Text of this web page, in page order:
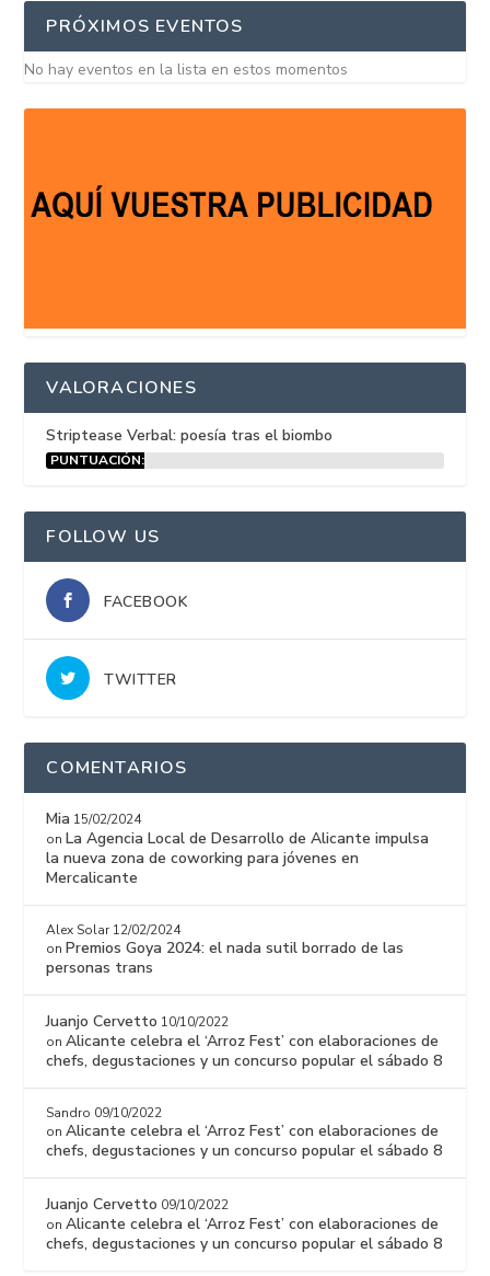
PRÓXIMOS EVENTOS
No hay eventos en la lista en estos momentos
VALORACIONES
Striptease Verbal: poesía tras el biombo
PUNTUACIÓN:
FOLLOW US
FACEBOOK
TWITTER
COMENTARIOS
Mia 15/02/2024
onLa Agencia Local de Desarrollo de Alicante impulsa
la nueva zona de coworking para jóvenes en
Mercalicante
Alex Solar 12/02/2024
onPremios Goya 2024: el nada sutil borrado de las
personas trans
Juanjo Cervetto 10/10/2022
onAlicante celebra el ‘Arroz Fest’ con elaboraciones de
chefs, degustaciones y un concurso popular el sábado 8
Sandro 09/10/2022
onAlicante celebra el ‘Arroz Fest’ con elaboraciones de
chefs, degustaciones y un concurso popular el sábado 8
Juanjo Cervetto 09/10/2022
onAlicante celebra el ‘Arroz Fest’ con elaboraciones de
chefs, degustaciones y un concurso popular el sábado 8